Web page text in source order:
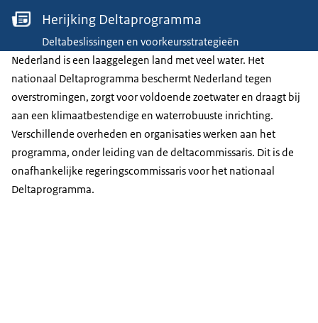
Herijking Deltaprogramma
Deltabeslissingen en voorkeursstrategieën
Nederland is een laaggelegen land met veel water. Het
nationaal Deltaprogramma beschermt Nederland tegen
overstromingen, zorgt voor voldoende zoetwater en draagt bij
aan een klimaatbestendige en waterrobuuste inrichting.
Verschillende overheden en organisaties werken aan het
programma, onder leiding van de deltacommissaris. Dit is de
onafhankelijke regeringscommissaris voor het nationaal
Deltaprogramma.